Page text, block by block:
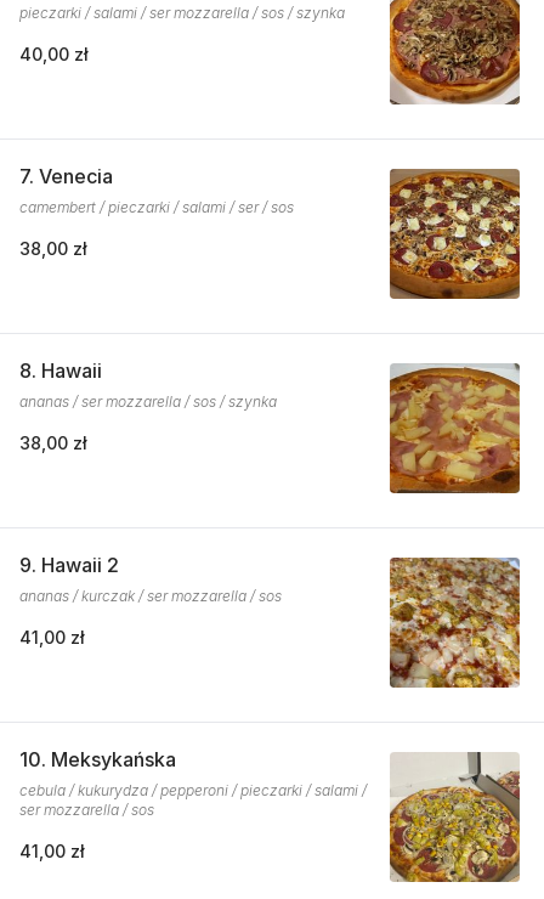
pieczarki / salami / ser mozzarella / sos / szynka
40,00 zł
7. Venecia
camembert / pieczarki / salami / ser / sos
38,00 zł
8. Hawaii
ananas / ser mozzarella / sos / szynka
38,00 zł
9. Hawaii 2
ananas / kurczak / ser mozzarella / sos
41,00 zł
10. Meksykańska
cebula / kukurydza / pepperoni / pieczarki / salami /
ser mozzarella / sos
41,00 zł